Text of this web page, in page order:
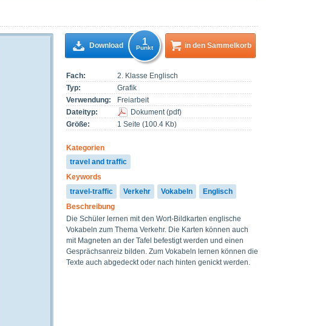
Fach:
2. Klasse Englisch
Typ:
Grafik
Verwendung:
Freiarbeit
Dateityp:
Dokument(pdf)
Größe:
1 Seite (100.4 Kb)
Kategorien
travel and traffic
Keywords
travel-traffic
Verkehr Vokabeln
Englisch
Beschreibung
Die Schüler lernen mit den Wort-Bildkarten englische
Vokabeln zum Thema Verkehr. Die Karten können auch
mit Magneten an der Tafel befestigt werden und einen
Gesprächsanreiz bilden. Zum Vokabeln lernen können die
Texte auch abgedeckt oder nach hinten genickt werden.
Download 1
Punkt in den Sammelkorb